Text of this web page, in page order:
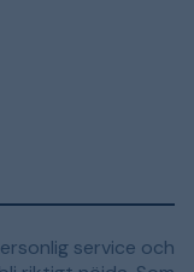
service och